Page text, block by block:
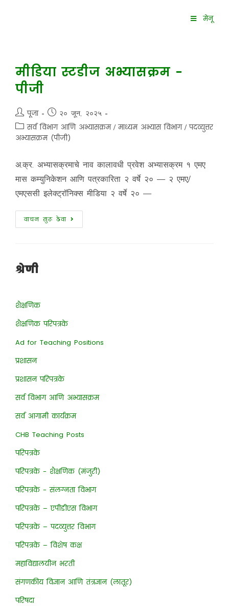
मेनू
मीडिया स्टडीज अभ्यासक्रम -
पीजी
पूजा २० जून, २०२५
सर्व विभाग आणि अभ्यासक्रम / माध्यम अभ्यास विभाग / पदव्युत्तर
अभ्यासक्रम (पीजी)
अ.क्र. अभ्यासक्रमाचे नाव कालावधी प्रवेश अभ्यासक्रम १ एमए
मास कम्युनिकेशन आणि पत्रकारिता २ वर्षे २० — २ एमए/
एमएससी इलेक्ट्रॉनिक्स मीडिया २ वर्षे २० —
वाचन सुरू ठेवा
श्रेणी
शैक्षणिक
शैक्षणिक परिपत्रके
Ad for Teaching Positions
प्रशासन
प्रशासन परिपत्रके
सर्व विभाग आणि अभ्यासक्रम
सर्व आगामी कार्यक्रम
CHB Teaching Posts
परिपत्रके
परिपत्रके - शैक्षणिक (मंजुरी)
परिपत्रके - संलग्नता विभाग
परिपत्रके – एपीडीएस विभाग
परिपत्रके – पदव्युत्तर विभाग
परिपत्रके – विशेष कक्ष
महाविद्यालयीन भरती
संगणकीय विज्ञान आणि तंत्रज्ञान (लातूर)
परिषदा